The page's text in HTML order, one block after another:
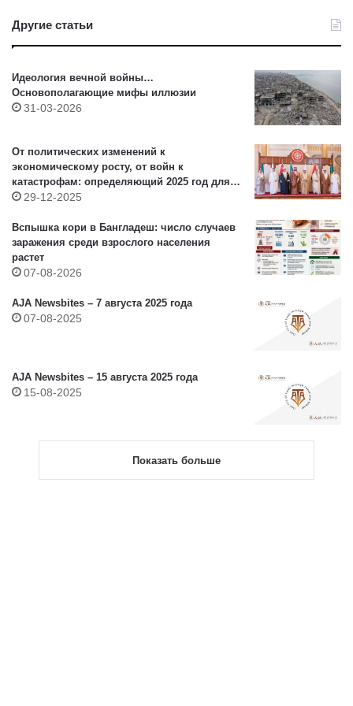
Другие статьи
Идеология вечной войны…
Основополагающие мифы иллюзии
31-03-2026
От политических изменений к
экономическому росту, от войн к
катастрофам: определяющий 2025 год для
Азии (XI) – Ближний Восток
29-12-2025
Вспышка кори в Бангладеш: число случаев
заражения среди взрослого населения
растет
07-08-2026
AJA Newsbites – 7 августа 2025 года
07-08-2025
AJA Newsbites – 15 августа 2025 года
15-08-2025
Показать больше